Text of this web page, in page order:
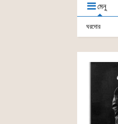
মেনু
ঘরদোর